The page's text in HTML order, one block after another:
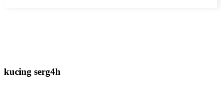
kucing serg4h